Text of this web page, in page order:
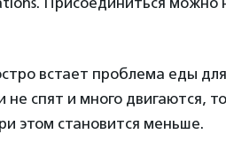
встает проблема еды
спят и много двигаются,
этом становится меньше.